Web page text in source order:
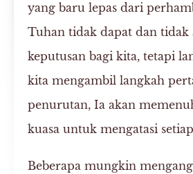
yang baru lepas dari
Tuhan tidak dapat dan tidak
keputusan bagi kita, tetapi
kita mengambil langkah
penurutan, Ia akan
kuasa untuk mengatasi
Beberapa mungkin